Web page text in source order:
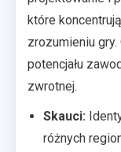
które
zrozumieniu
potencjału
zwrotnej.
Skauci:
różnych